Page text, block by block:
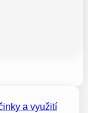
a využití